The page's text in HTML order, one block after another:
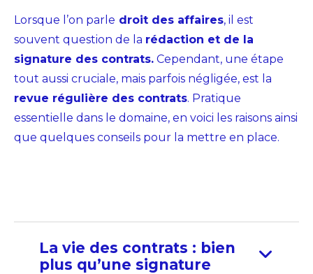
Lorsque l’on parle droit des affaires, il est
souvent question de la rédaction et de la
signature des contrats. Cependant, une étape
tout aussi cruciale, mais parfois négligée, est la
revue régulière des contrats. Pratique
essentielle dans le domaine, en voici les raisons ainsi
que quelques conseils pour la mettre en place.
La vie des contrats : bien
plus qu’une signature